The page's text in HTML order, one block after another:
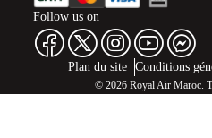
Follow us on
Web map
Plan du site Conditions
© 2026 Royal Air Maroc.